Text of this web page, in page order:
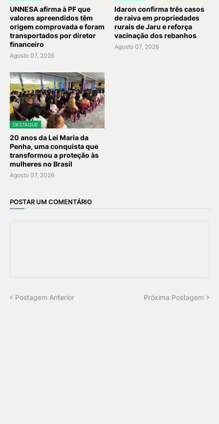
UNNESA afirma à PF que
valores apreendidos têm
origem comprovada e foram
transportados por diretor
financeiro
Agosto 07, 2026
Idaron confirma três casos
de raiva em propriedades
rurais de Jaru e reforça
vacinação dos rebanhos
Agosto 07, 2026
DESTAQUE
20 anos da Lei Maria da
Penha, uma conquista que
transformou a proteção às
mulheres no Brasil
Agosto 07, 2026
POSTAR UM COMENTÁRIO
Postagem Anterior Próxima Postagem